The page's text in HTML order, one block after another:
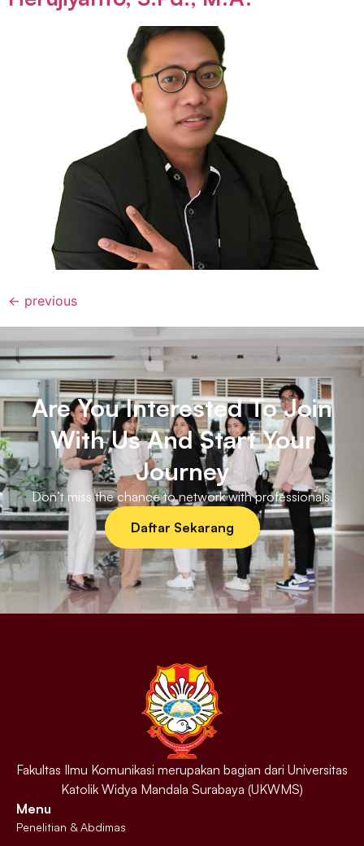
← previous
Are You Interested To Join
With Us And Start Your
Journey
Don’t miss the chance to network with professionals.
Daftar Sekarang
Fakultas Ilmu Komunikasi merupakan bagian dari Universitas
Katolik Widya Mandala Surabaya (UKWMS)
Menu
Penelitian & Abdimas